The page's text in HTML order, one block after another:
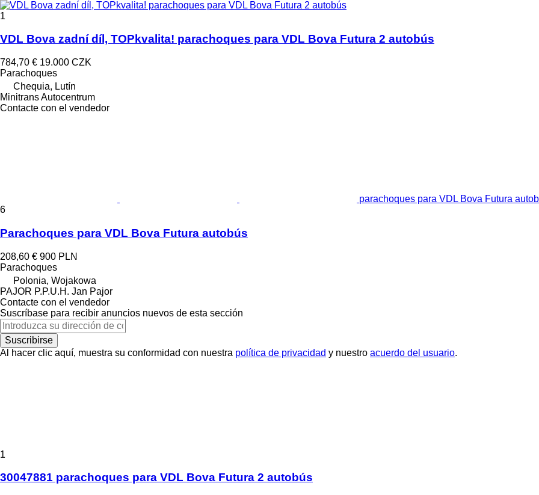
1
VDL Bova zadní díl, TOPkvalita! parachoques para VDL Bova Futura 2 autobús
784,70 € 19.000 CZK
Parachoques
Chequia, Lutín
Minitrans Autocentrum
Contacte con el vendedor
parachoques para VDL Bova Futura
6
Parachoques para VDL Bova Futura autobús
208,60 € 900 PLN
Parachoques
Polonia, Wojakowa
PAJOR P.P.U.H. Jan Pajor
Contacte con el vendedor
Suscríbase para recibir anuncios nuevos de esta sección
Suscribirse
Al hacer clic aquí, muestra su conformidad con nuestra política de privacidad y nuestro acuerdo del usuario.
1
30047881 parachoques para VDL Bova Futura 2 autobús